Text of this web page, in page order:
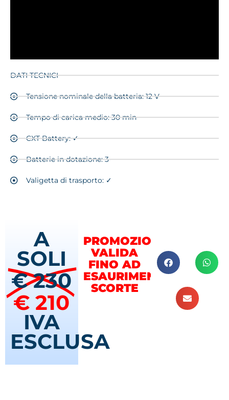
DATI TECNICI
Tensione nominale della batteria: 12 V
Tempo di carica medio: 30 min
CXT Battery: ✓
Batterie in dotazione: 3
Valigetta di trasporto: ✓
A
SOLI
€ 230
€ 210
IVA
ESCLUSA
PROMOZIONE
VALIDA
FINO AD
ESAURIMENTO
SCORTE